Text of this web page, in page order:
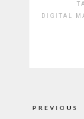
DIGITAL
PREVIOUS